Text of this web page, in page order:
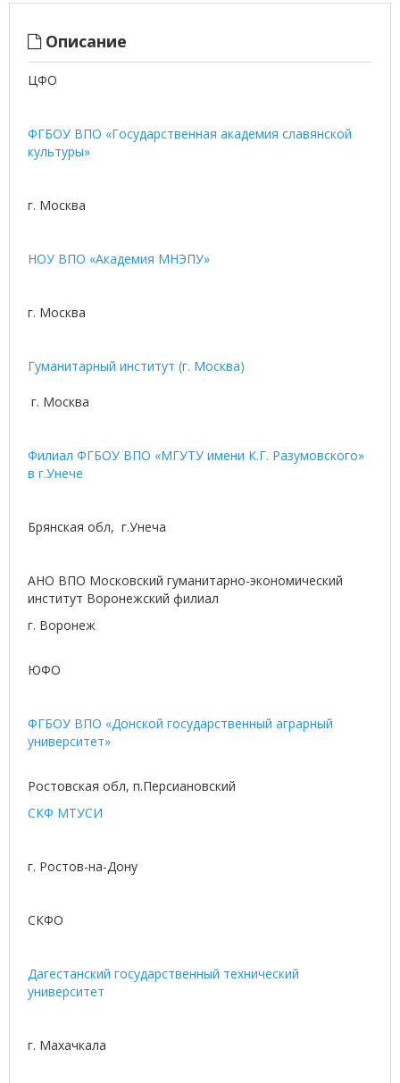
Описание
ЦФО
ФГБОУ ВПО «Государственная академия славянской
культуры»
г. Москва
НОУ ВПО «Академия МНЭПУ»
г. Москва
Гуманитарный институт (г. Москва)
г. Москва
Филиал ФГБОУ ВПО «МГУТУ имени К.Г. Разумовского»
в г.Унече
Брянская обл, г.Унеча
АНО ВПО Московский гуманитарно-экономический
институт Воронежский филиал
г. Воронеж
ЮФО
ФГБОУ ВПО «Донской государственный аграрный
университет»
Ростовская обл, п.Персиановский
СКФ МТУСИ
г. Ростов-на-Дону
СКФО
Дагестанский государственный технический
университет
г. Махачкала